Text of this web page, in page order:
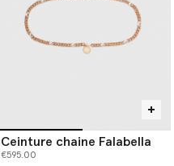
Ceinture chaine Falabella
€595.00